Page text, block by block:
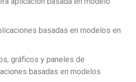
basadas en modelos en
gráficos y paneles de
basadas en modelos